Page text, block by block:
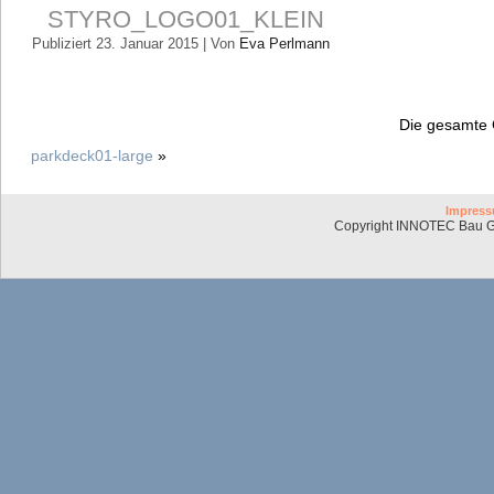
STYRO_LOGO01_KLEIN
Publiziert 23. Januar 2015 Von Eva Perlmann
Die
parkdeck01-large »
Copyright INNOTEC Bau